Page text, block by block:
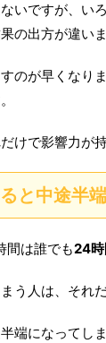
いですが、い
の出方が違いま
のが早くなり
けで影響力が
と中途半
間は誰でも24時
う人は、それ
端になってし